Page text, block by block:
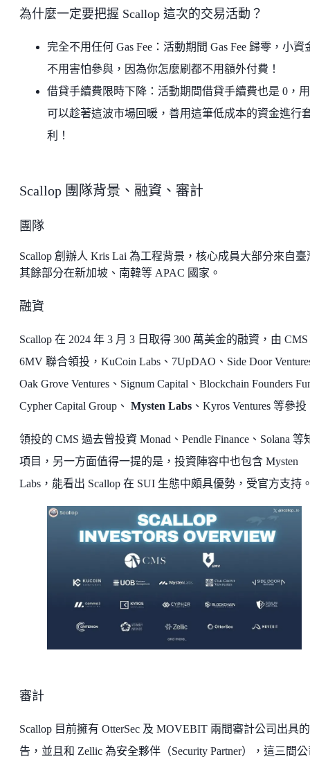
為什麼一定要把握 Scallop 這次的交易活動？
完全不用任何 Gas Fee：活動期間 Gas Fee 歸零，小資
不用害怕參與，因為你怎麼刷都不用額外付費！
借貸手續費限時下降：活動期間借貸手續費也是 0，
可以趁著這波市場回暖，善用這筆低成本的資金進行
利！
Scallop 團隊背景、融資、審計
團隊
Scallop 創辦人 Kris Lai 為工程背景，核心成員大部分來自臺
其餘部分在新加坡、南韓等 APAC 國家。
融資
Scallop 在 2024 年 3 月 3 日取得 300 萬美金的融資，由
6MV 聯合領投，KuCoin Labs、7UpDAO、Side Door
Oak Grove Ventures、Signum Capital、Blockchain Founders
Cypher Capital Group、 Mysten Labs 、Kyros Ventures 等參投
領投的 CMS 過去曾投資 Monad、Pendle Finance、Solana 等
項目，另一方面值得一提的是，投資陣容中也包含 Mysten
Labs，能看出 Scallop 在 SUI 生態中頗具優勢，受官方支持
審計
Scallop 目前擁有 OtterSec 及 MOVEBIT 兩間審計公司出具
告，並且和 Zellic 為安全夥伴（Security Partner），這三間